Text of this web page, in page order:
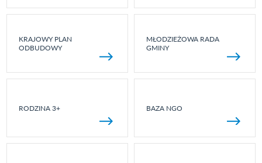
KRAJOWY PLAN
ODBUDOWY
MŁODZIEŻOWA RADA
GMINY
RODZINA 3+ BAZA NGO